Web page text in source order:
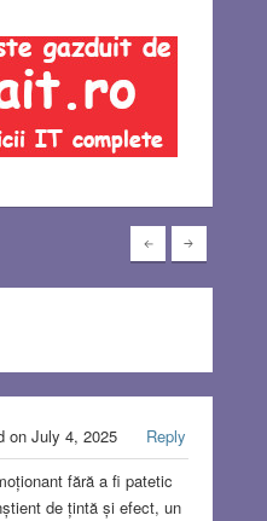
on July 4, 2025
Reply
fără a fi patetic
de țintă și efect, un